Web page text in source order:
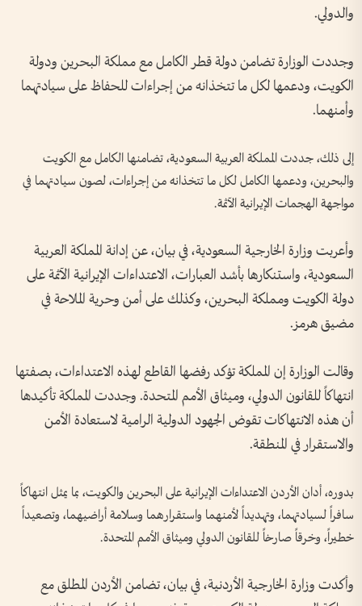
والدولي.
وجددت الوزارة تضامن دولة قطر الكامل مع مملكة البحرين ودولة
الكويت، ودعمها لكل ما تتخذانه من إجراءات للحفاظ على سيادتهما
وأمنهما.
إلى ذلك، جددت المملكة العربية السعودية، تضامنها الكامل مع الكويت
والبحرين، ودعمها الكامل لكل ما تتخذانه من إجراءات، لصون سيادتهما في
مواجهة الهجمات الإيرانية الآثمة.
وأعربت وزارة الخارجية السعودية، في بيان، عن إدانة المملكة العربية
السعودية، واستنكارها بأشد العبارات، الاعتداءات الإيرانية الآثمة على
دولة الكويت ومملكة البحرين، وكذلك على أمن وحرية الملاحة في
مضيق هرمز.
وقالت الوزارة إن المملكة تؤكد رفضها القاطع لهذه الاعتداءات، بصفتها
انتهاكاً للقانون الدولي، وميثاق الأمم المتحدة. وجددت المملكة تأكيدها
أن هذه الانتهاكات تقوض الجهود الدولية الرامية لاستعادة الأمن
والاستقرار في المنطقة.
بدوره، أدان الأردن الاعتداءات الإيرانية على البحرين والكويت، بما يمثل انتهاكاً
سافراً لسيادتهما، وتهديداً لأمنهما واستقرارهما وسلامة أراضيهما، وتصعيداً
خطيراً، وخرقاً صارخاً للقانون الدولي وميثاق الأمم المتحدة.
وأكدت وزارة الخارجية الأردنية، في بيان، تضامن الأردن المطلق مع